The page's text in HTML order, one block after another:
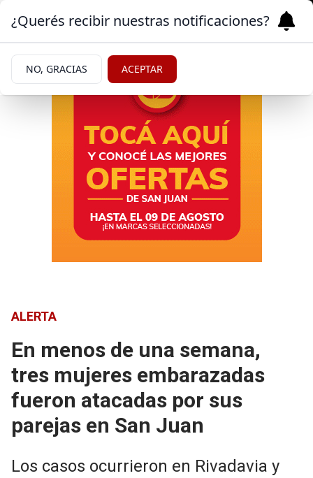
ALERTA
En menos de una semana,
tres mujeres embarazadas
fueron atacadas por sus
parejas en San Juan
Los casos ocurrieron en Rivadavia y
¿Querés recibir nuestras notificaciones?
NO, GRACIAS ACEPTAR